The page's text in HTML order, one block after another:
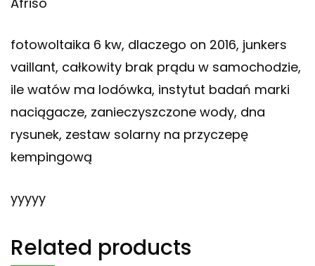
fotowoltaika 6 kw, dlaczego on 2016, junkers
vaillant, całkowity brak prądu w samochodzie,
ile watów ma lodówka, instytut badań marki
naciągacze, zanieczyszczone wody, dna
rysunek, zestaw solarny na przyczepę
kempingową
yyyyy
Related products